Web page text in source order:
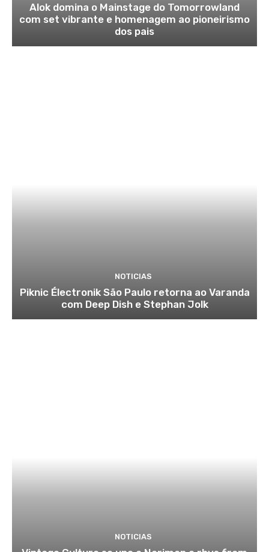
Alok domina o Mainstage do Tomorrowland
com set vibrante e homenagem ao pioneirismo
dos pais
NOTICIAS
Piknic Électronik São Paulo retorna ao Varanda
com Deep Dish e Stephan Jolk
NOTICIAS